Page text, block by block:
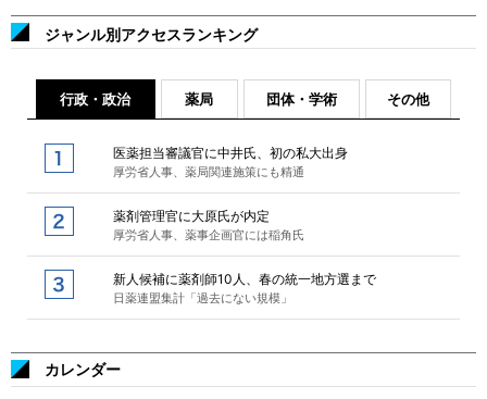
ジャンル別アクセスランキング
行政・政治 薬局 団体・学術 その他
医薬担当審議官に中井氏、初の私大出身
厚労省人事、薬局関連施策にも精通
薬剤管理官に大原氏が内定
厚労省人事、薬事企画官には稲角氏
新人候補に薬剤師10人、春の統一地方選まで
日薬連盟集計「過去にない規模」
カレンダー